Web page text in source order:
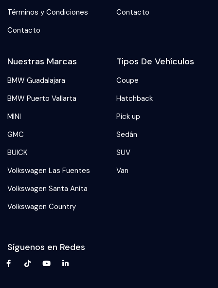
Términos y Condiciones
Contacto
Contacto
Nuestras Marcas
BMW Guadalajara
BMW Puerto Vallarta
MINI
GMC
BUICK
Volkswagen Las Fuentes
Volkswagen Santa Anita
Volkswagen Country
Tipos De Vehículos
Coupe
Hatchback
Pick up
Sedán
SUV
Van
Síguenos en Redes